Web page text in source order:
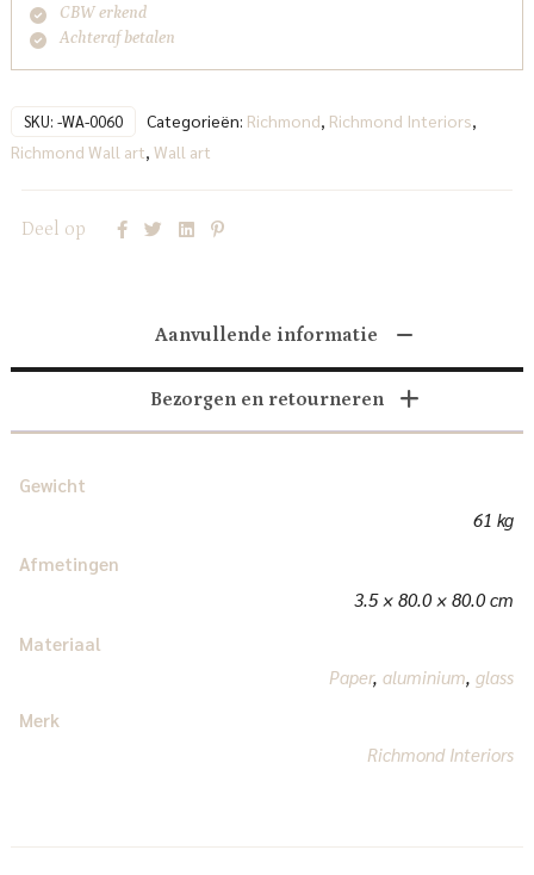
CBW erkend
Achteraf betalen
SKU: -WA-0060 Categorieën: Richmond, Richmond Interiors,
Richmond Wall art, Wall art
Deel op
Aanvullende informatie
Bezorgen en retourneren
Gewicht
61 kg
Afmetingen
3.5 × 80.0 × 80.0 cm
Materiaal
Paper,aluminium,glass
Merk
Richmond Interiors